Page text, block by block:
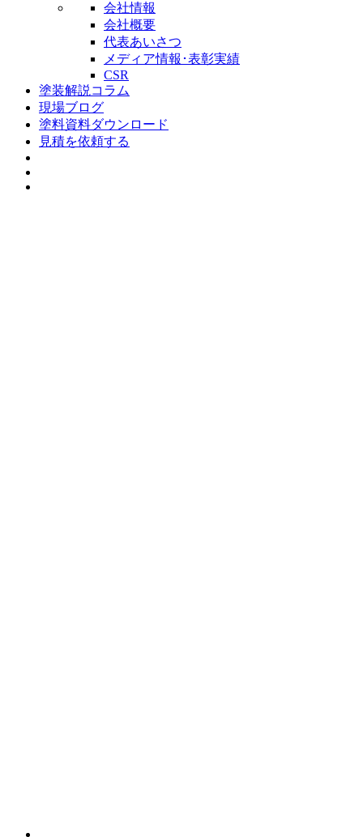
会社情報
会社概要
代表あいさつ
メディア情報･表彰実績
CSR
塗装解説コラム
現場ブログ
塗料資料ダウンロード
見積を依頼する